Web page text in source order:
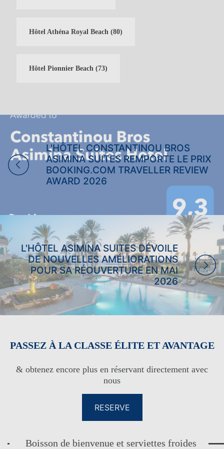
CLUB DE FIDÉLITÉ DES INVITÉS
CLUB DE FIDÉLITÉ DES
HÔTES
CONNEXION
Hôtel Athéna Royal Beach (80)
Hôtel Pionnier Beach (73)
L'HÔTEL CONSTANTINOU BROS
ASIMINA SUITES REMPORTE LE PRIX
BOOKING.COM TRAVELLER REVIEW
AWARD 2026
L'HÔTEL ASIMINA SUITES DÉVOILE
DE NOUVELLES AMÉLIORATIONS
POUR SA RÉOUVERTURE EN MAI
2026
PASSEZ À LA CLASSE ÉLITE ET AVANTAGE
& obtenez encore plus en réservant directement avec
nous
RESERVE
Boisson de bienvenue et serviettes froides